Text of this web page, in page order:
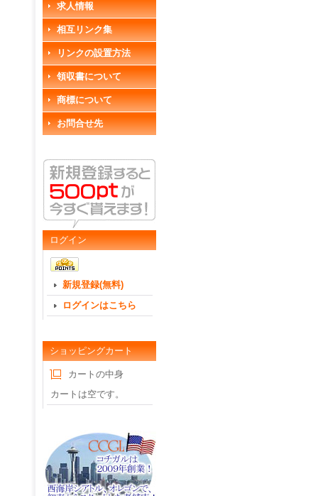
求人情報
相互リンク集
リンクの設置方法
領収書について
商標について
お問合せ先
ログイン
新規登録(無料)
ログインはこちら
ショッピングカート
カートの中身
カートは空です。